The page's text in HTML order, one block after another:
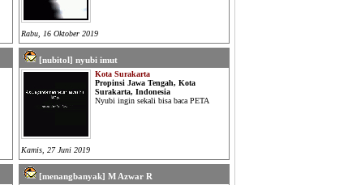
Rabu, 16 Oktober 2019
[nubitol] nyubi imut
Kota Surakarta
Propinsi Jawa Tengah, Kota
Surakarta, Indonesia
Nyubi ingin sekali bisa baca PETA
Kamis, 27 Juni 2019
[menangbanyak] M Azwar R